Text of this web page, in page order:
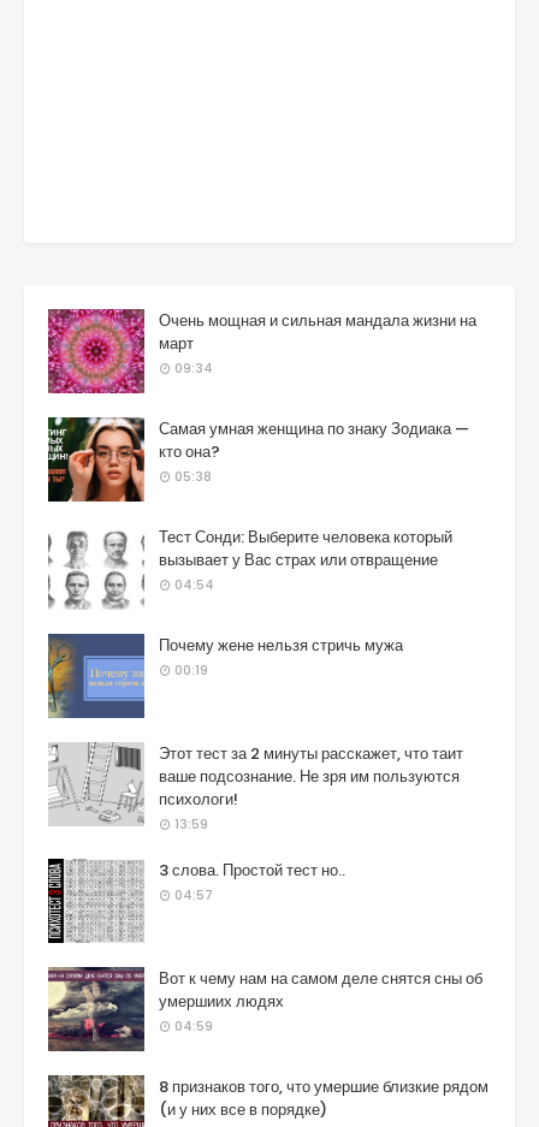
Очень мощная и сильная мандала жизни на
март
09:34
Самая умная женщина по знаку Зодиака —
кто она?
05:38
Тест Сонди: Выберите человека который
вызывает у Вас страх или отвращение
04:54
Почему жене нельзя стричь мужа
00:19
Этот тест за 2 минуты расскажет, что таит
ваше подсознание. Не зря им пользуются
психологи!
13:59
3 слова. Простой тест но..
04:57
Вот к чему нам на самом деле снятся сны об
умершиих людях
04:59
8 признаков того, что умершие близкие рядом
(и у них все в порядке)